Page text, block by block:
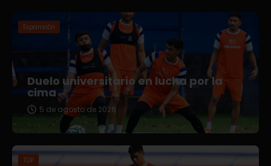
Expansión
Duelo universitario en lucha por la
cima
5 de agosto de 2026
TDP